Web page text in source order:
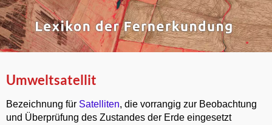
Umweltsatellit
Bezeichnung für Satelliten, die vorrangig zur Beobachtung
und Überprüfung des Zustandes der Erde eingesetzt